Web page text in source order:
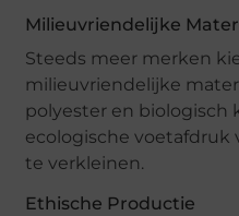
Milieuvriendelijke
Steeds meer merken
milieuvriendelijke
polyester en biologisch
ecologische
te verkleinen.
Ethische Productie